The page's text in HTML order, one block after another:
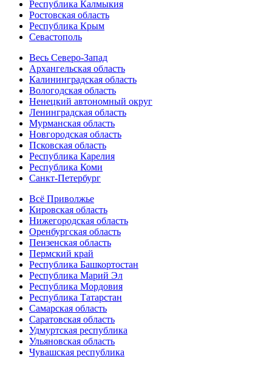
Республика Калмыкия
Ростовская область
Республика Крым
Севастополь
Весь Северо-Запад
Архангельская область
Калининградская область
Вологодская область
Ненецкий автономный округ
Ленинградская область
Мурманская область
Новгородская область
Псковская область
Республика Карелия
Республика Коми
Санкт-Петербург
Всё Приволжье
Кировская область
Нижегородская область
Оренбургская область
Пензенская область
Пермский край
Республика Башкортостан
Республика Марий Эл
Республика Мордовия
Республика Татарстан
Самарская область
Саратовская область
Удмуртская республика
Ульяновская область
Чувашская республика